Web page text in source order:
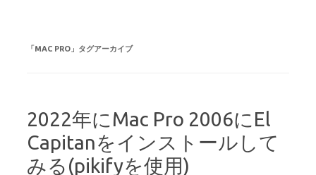
「MAC PRO 」タグアーカイブ
2022年にMac Pro 2006にEl
Capitanをインストールして
みる(pikifyを使用)